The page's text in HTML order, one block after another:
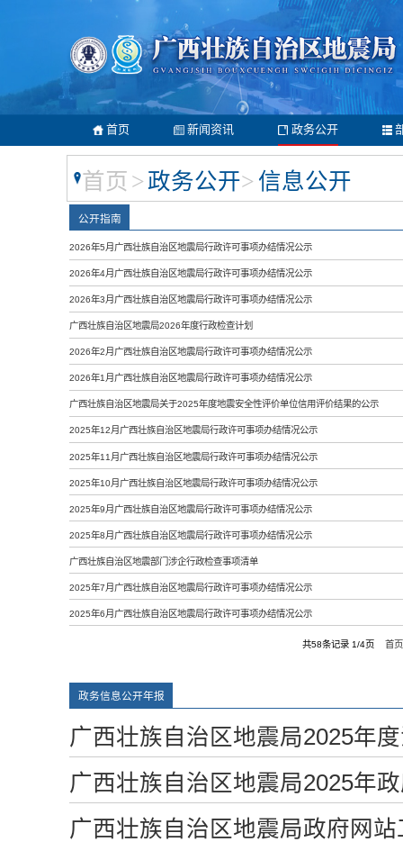
首页 新闻资讯 政务公开
首页 > 政务公开> 信息公开
公开指南
2026年5月广西壮族自治区地震局行政许可事项办结情况公示
2026年4月广西壮族自治区地震局行政许可事项办结情况公示
2026年3月广西壮族自治区地震局行政许可事项办结情况公示
广西壮族自治区地震局2026年度行政检查计划
2026年2月广西壮族自治区地震局行政许可事项办结情况公示
2026年1月广西壮族自治区地震局行政许可事项办结情况公示
广西壮族自治区地震局关于2025年度地震安全性评价单位信用评价结果的公示
2025年12月广西壮族自治区地震局行政许可事项办结情况公示
2025年11月广西壮族自治区地震局行政许可事项办结情况公示
2025年10月广西壮族自治区地震局行政许可事项办结情况公示
2025年9月广西壮族自治区地震局行政许可事项办结情况公示
2025年8月广西壮族自治区地震局行政许可事项办结情况公示
广西壮族自治区地震部门涉企行政检查事项清单
2025年7月广西壮族自治区地震局行政许可事项办结情况公示
2025年6月广西壮族自治区地震局行政许可事项办结情况公示
共58条记录 1/4页 首页
政务信息公开年报
广西壮族自治区地震局2025年
广西壮族自治区地震局2025年
广西壮族自治区地震局政府网